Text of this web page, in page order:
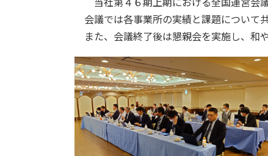
会議では各事業所の実績と課題について
また、会議終了後は懇親会を実施し、和